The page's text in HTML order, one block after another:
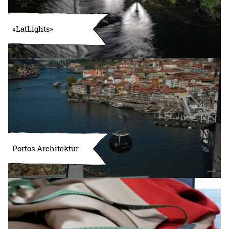
«LatLights»
Portos Architektur